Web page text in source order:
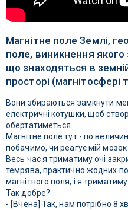
Магнітне поле Землі,
поле, виникнення
що знаходяться в
просторі (магнітосфері
Вони збираються замкнути
електричні котушки, щоб
обертатиметься.
Магнітне поле тут - по
побачимо, чи реагує мій мозок
Весь час я триматиму очі
темрява, практично жодних
магнітного поля, і я
Так добре?
- [Вчена] Так, нам потрібно 8